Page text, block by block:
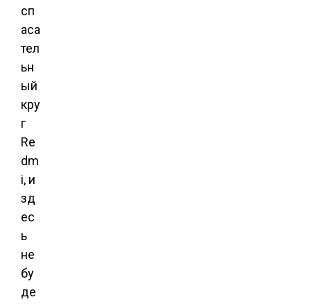
сп
аса
тел
ьн
ый
кру
г
Re
dm
i, и
зд
ес
ь
не
бу
де